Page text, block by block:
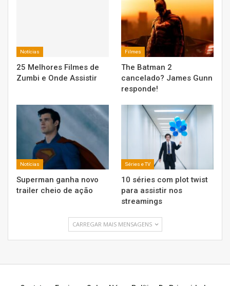
Notícias
25 Melhores Filmes de
Zumbi e Onde Assistir
Filmes
The Batman 2
cancelado? James Gunn
responde!
Notícias
Superman ganha novo
trailer cheio de ação
Séries e TV
10 séries com plot twist
para assistir nos
streamings
CARREGAR MAIS MENSAGENS